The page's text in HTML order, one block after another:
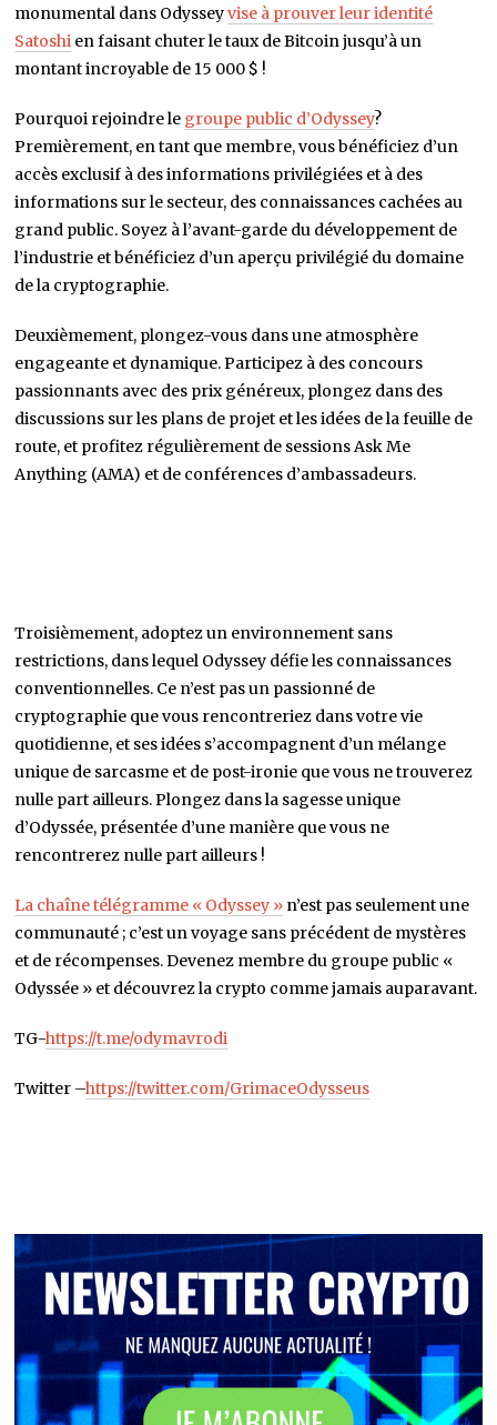
psychologie du marché et le comportement des foules.
Odyssey est souvent surnommé « le nouveau Satoshi
Nakamoto », et pour cause. Préparez-vous à un changement
monumental dans Odyssey
vise à prouver leur identité
Satoshi
en faisant chuter le taux de Bitcoin jusqu’à un
montant incroyable de 15 000 $ !
groupe public d’Odyssey
Premièrement, en tant que membre, vous bénéficiez d’un
accès exclusif à des informations privilégiées et à des
informations sur le secteur, des connaissances cachées au
grand public. Soyez à l’avant-garde du développement de
l’industrie et bénéficiez d’un aperçu privilégié du domaine
de la cryptographie.
Deuxièmement, plongez-vous dans une atmosphère
engageante et dynamique. Participez à des concours
passionnants avec des prix généreux, plongez dans des
Troisièmement, adoptez un environnement sans
restrictions, dans lequel Odyssey défie les connaissances
conventionnelles. Ce n’est pas un passionné de
cryptographie que vous rencontreriez dans votre vie
quotidienne, et ses idées s’accompagnent d’un mélange
unique de sarcasme et de post-ironie que vous ne trouverez
nulle part ailleurs. Plongez dans la sagesse unique
d’Odyssée, présentée d’une manière que vous ne
rencontrerez nulle part ailleurs !
La chaîne télégramme « Odyssey »
n’est pas seulement une
communauté ; c’est un voyage sans précédent de mystères
Odyssée » et découvrez la crypto comme jamais auparavant.